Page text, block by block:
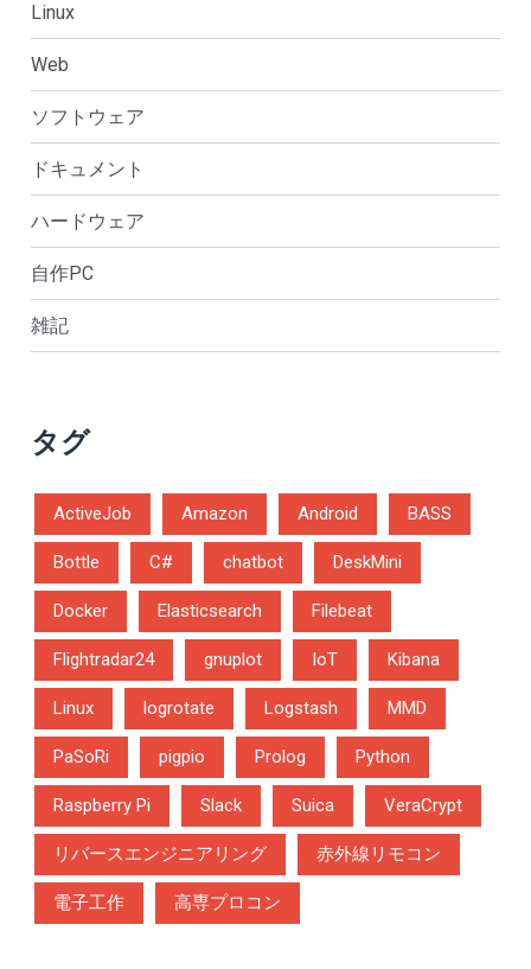
Linux
Web
ソフトウェア
ドキュメント
ハードウェア
自作PC
雑記
タグ
ActiveJob Amazon Android BASS
Bottle C# chatbot DeskMini
Docker Elasticsearch Filebeat
Flightradar24 gnuplot IoT Kibana
Linux logrotate Logstash MMD
PaSoRi pigpio Prolog Python
Raspberry Pi Slack Suica VeraCrypt
リバースエンジニアリング 赤外線リモコン
電子工作 高専プロコン